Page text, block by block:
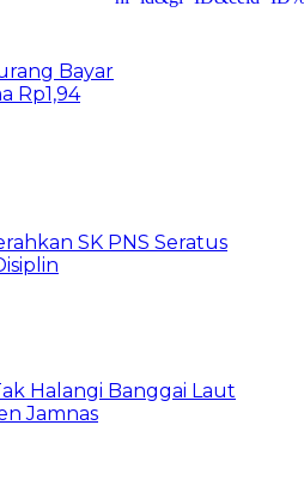
Bayar
Rp1,94
SK PNS Seratus
Halangi Banggai Laut
Jamnas